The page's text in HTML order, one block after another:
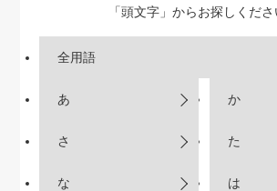
「頭文字」からお探しくださ
全用語
あ か
さ た
な は